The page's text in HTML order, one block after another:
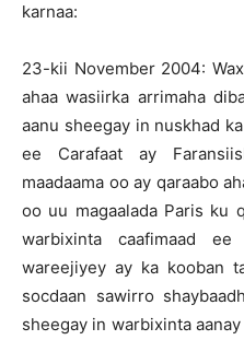
karnaa:
23-kii November 2004:
ahaa wasiirka arrimaha
aanu sheegay in nuskhad
ee Carafaat ay
maadaama oo ay qaraabo
oo uu magaalada Paris ku
warbixinta caafimaad
wareejiyey ay ka kooban
socdaan sawirro
sheegay in warbixinta